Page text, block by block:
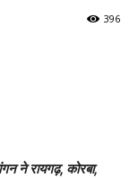
396
ने रायगढ़, कोरबा,